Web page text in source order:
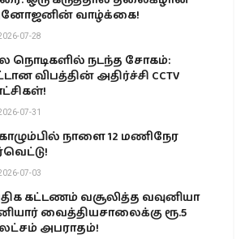
வாழ்க்கை!
07-28
நொடிகளில் நடந்த சோகம்:
விபத்தின் அதிர்ச்சி CCTV
07-31
நாளை 12 மணிநேர
07-03
கட்டணம் வசூலித்த வவுனியா
வைத்தியசாலைக்கு ரூ.5
அபராதம்!